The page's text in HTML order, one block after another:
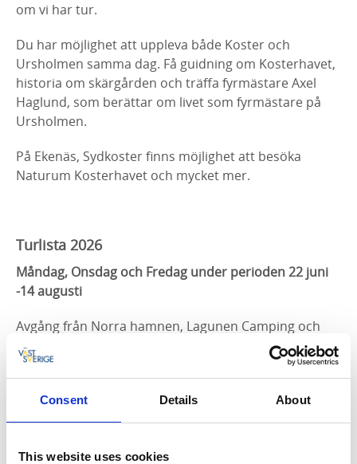
Consent Details About
This website uses cookies
om vi har tur.
Du har möjlighet att uppleva både Koster och
Ursholmen samma dag. Få guidning om Kosterhavet,
historia om skärgården och träffa fyrmästare Axel
Haglund, som berättar om livet som fyrmästare på
Ursholmen.
På Ekenäs, Sydkoster finns möjlighet att besöka
Naturum Kosterhavet och mycket mer.
Turlista 2026
Måndag, Onsdag och Fredag under perioden 22 juni
-14 augusti
Avgång från Norra hamnen, Lagunen Camping och
Ekenäs brygga, Sydkoster.
Läs mer & Boka
Augusti 2026